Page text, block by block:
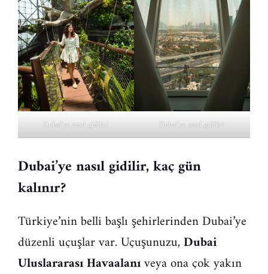
Dubai’ye nasıl gidilir? Dubai’ye nasıl gidilir?
Dubai’ye nasıl gidilir, kaç gün
kalınır?
Türkiye’nin belli başlı şehirlerinden Dubai’ye
düzenli uçuşlar var. Uçuşunuzu,Dubai
Uluslararası Havaalanıveya ona çok yakın